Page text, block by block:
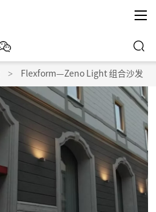
> Flexform—Zeno Light 组合沙发